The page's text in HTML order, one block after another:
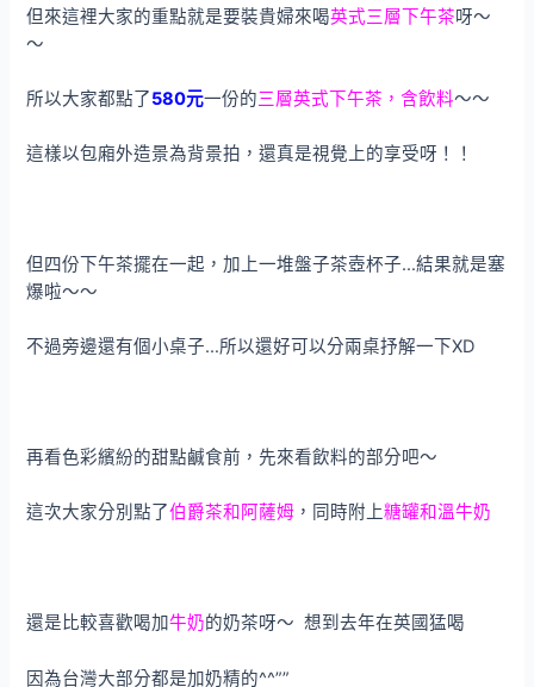
但來這裡大家的重點就是要裝貴婦來喝英式三層下午茶呀～
～
所以大家都點了580元一份的三層英式下午茶，含飲料～～
這樣以包廂外造景為背景拍，還真是視覺上的享受呀！！
但四份下午茶擺在一起，加上一堆盤子茶壺杯子…結果就是塞
爆啦～～
不過旁邊還有個小桌子…所以還好可以分兩桌抒解一下XD
再看色彩繽紛的甜點鹹食前，先來看飲料的部分吧～
這次大家分別點了伯爵茶和阿薩姆 ，同時附上糖罐和溫牛奶
還是比較喜歡喝加牛奶的奶茶呀～ 想到去年在英國猛喝
因為台灣大部分都是加奶精的^^””